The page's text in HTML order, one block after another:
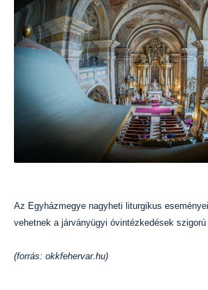
Az Egyházmegye nagyheti liturgikus
vehetnek a járványügyi óvintézkedések
(forrás: okkfehervar.hu)